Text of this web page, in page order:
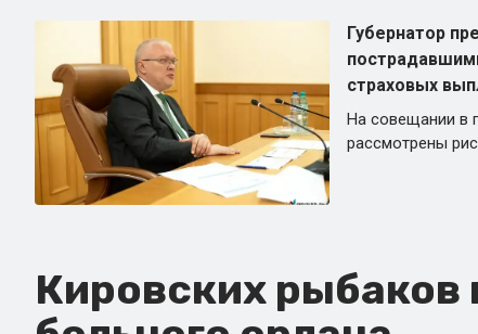
Губернатор
страховых
На совещании в
рассмотрены
Кировских рыбаков